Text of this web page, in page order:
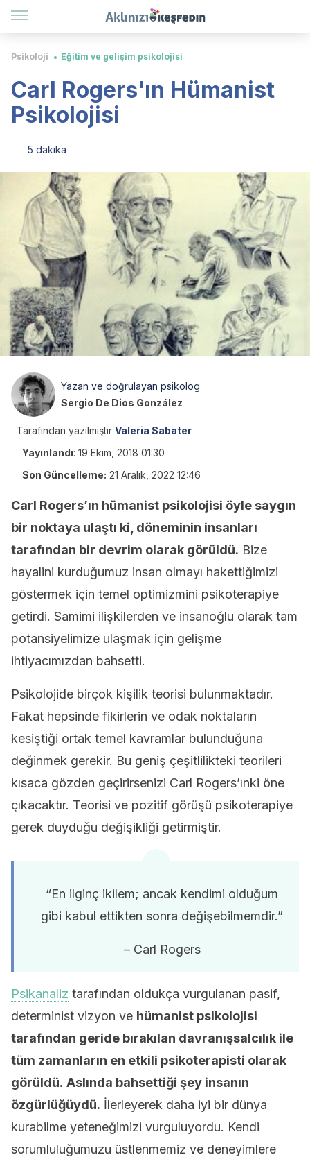
Psikoloji Eğitim ve gelişim psikolojisi
Carl Rogers'ın Hümanist
Psikolojisi
5 dakika
Yazan ve doğrulayan psikolog
Sergio De Dios González
Tarafından yazılmıştır Valeria Sabater
Yayınlandı: 19 Ekim, 2018 01:30
Son Güncelleme: 21 Aralık, 2022 12:46
Carl Rogers’ın hümanist psikolojisi öyle saygın
bir noktaya ulaştı ki, döneminin insanları
tarafından bir devrim olarak görüldü. Bize
hayalini kurduğumuz insan olmayı hakettiğimizi
göstermek için temel optimizmini psikoterapiye
getirdi. Samimi ilişkilerden ve insanoğlu olarak tam
potansiyelimize ulaşmak için gelişme
ihtiyacımızdan bahsetti.
Psikolojide birçok kişilik teorisi bulunmaktadır.
Fakat hepsinde fikirlerin ve odak noktaların
kesiştiği ortak temel kavramlar bulunduğuna
değinmek gerekir. Bu geniş çeşitlilikteki teorileri
kısaca gözden geçirirsenizi Carl Rogers’ınki öne
çıkacaktır. Teorisi ve pozitif görüşü psikoterapiye
gerek duyduğu değişikliği getirmiştir.
“En ilginç ikilem; ancak kendimi olduğum
gibi kabul ettikten sonra değişebilmemdir.”
– Carl Rogers
Psikanaliz tarafından oldukça vurgulanan pasif,
determinist vizyon ve hümanist psikolojisi
tarafından geride bırakılan davranışsalcılık ile
tüm zamanların en etkili psikoterapisti olarak
görüldü. Aslında bahsettiği şey insanın
özgürlüğüydü. İlerleyerek daha iyi bir dünya
kurabilme yeteneğimizi vurguluyordu. Kendi
sorumluluğumuzu üstlenmemiz ve deneyimlere